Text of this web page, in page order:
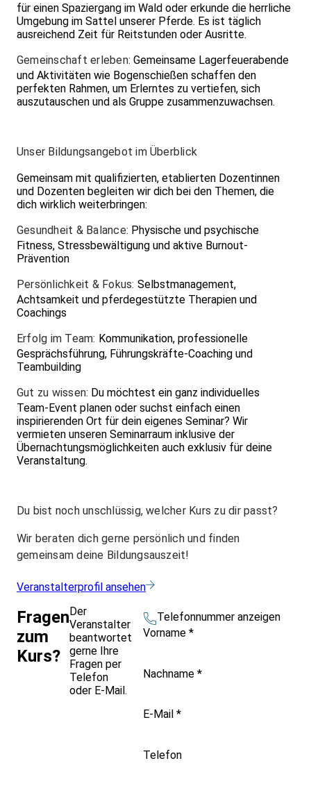
für einen Spaziergang im Wald oder erkunde die herrliche
Umgebung im Sattel unserer Pferde. Es ist täglich
ausreichend Zeit für Reitstunden oder Ausritte.
Gemeinschaft erleben: Gemeinsame Lagerfeuerabende
und Aktivitäten wie Bogenschießen schaffen den
perfekten Rahmen, um Erlerntes zu vertiefen, sich
auszutauschen und als Gruppe zusammenzuwachsen.
Unser Bildungsangebot im Überblick
Gemeinsam mit qualifizierten, etablierten Dozentinnen
und Dozenten begleiten wir dich bei den Themen, die
dich wirklich weiterbringen:
Gesundheit & Balance: Physische und psychische
Fitness, Stressbewältigung und aktive Burnout-
Prävention
Persönlichkeit & Fokus: Selbstmanagement,
Achtsamkeit und pferdegestützte Therapien und
Coachings
Erfolg im Team: Kommunikation, professionelle
Gesprächsführung, Führungskräfte-Coaching und
Teambuilding
Gut zu wissen: Du möchtest ein ganz individuelles
Team-Event planen oder suchst einfach einen
inspirierenden Ort für dein eigenes Seminar? Wir
vermieten unseren Seminarraum inklusive der
Übernachtungsmöglichkeiten auch exklusiv für deine
Veranstaltung.
Du bist noch unschlüssig, welcher Kurs zu dir passt?
Wir beraten dich gerne persönlich und finden
gemeinsam deine Bildungsauszeit!
Veranstalterprofil ansehen
Fragen
zum
Kurs?
Der
Veranstalter
beantwortet
gerne Ihre
Fragen per
Telefon
oder E-Mail.
Telefonnummer anzeigen
Vorname *
Nachname *
E-Mail *
Telefon